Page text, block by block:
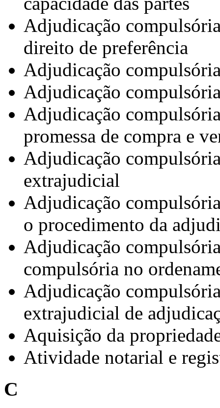
Adjudicação
direito de preferência
Adjudicação
Adjudicação
Adjudicação
promessa de compra e
Adjudicação
extrajudicial
Adjudicação
o procedimento da
Adjudicação
compulsória no
Adjudicação
extrajudicial de
Aquisição da
Atividade notarial e
C